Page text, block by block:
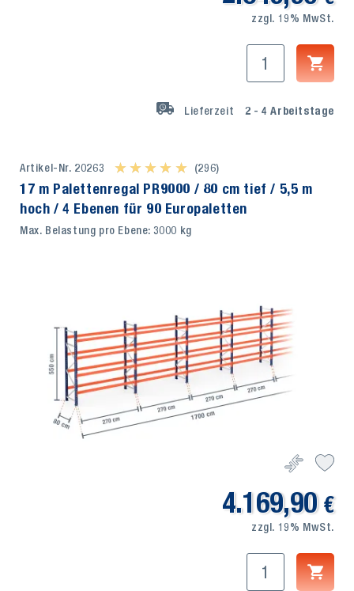
zzgl. 19% MwSt.
Lieferzeit 2 - 4 Arbeitstage
Artikel-Nr. 20263 ★ ★ ★ ★ ★
★ ★ ★ ★ ★ (296)
17 m Palettenregal PR9000 / 80 cm tief / 5,5 m
hoch / 4 Ebenen für 90 Europaletten
Max. Belastung pro Ebene: 3000 kg
4.169,90 €
zzgl. 19% MwSt.